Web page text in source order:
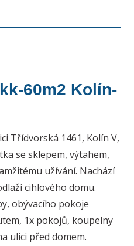
60m2 Kolín-
Třídvorská 1461, Kolín V,
se sklepem, výtahem,
užívání. Nachází
cihlového domu.
obývacího pokoje
1x pokojů, koupelny
ulici před domem.